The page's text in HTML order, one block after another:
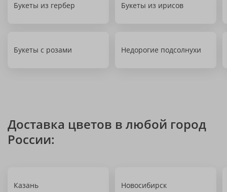
Букеты из гербер Букеты из ирисов
Букеты с розами Недорогие подсолнухи
Доставка цветов в любой город
России:
Казань Новосибирск